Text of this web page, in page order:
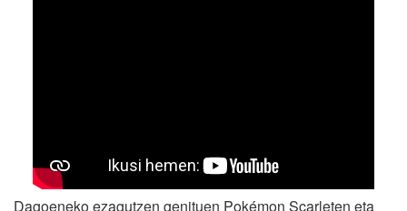
Dagoeneko ezagutzen genituen Pokémon Scarleten eta